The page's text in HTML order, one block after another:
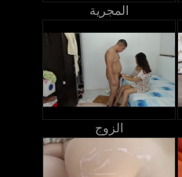
المجرية
الزوج